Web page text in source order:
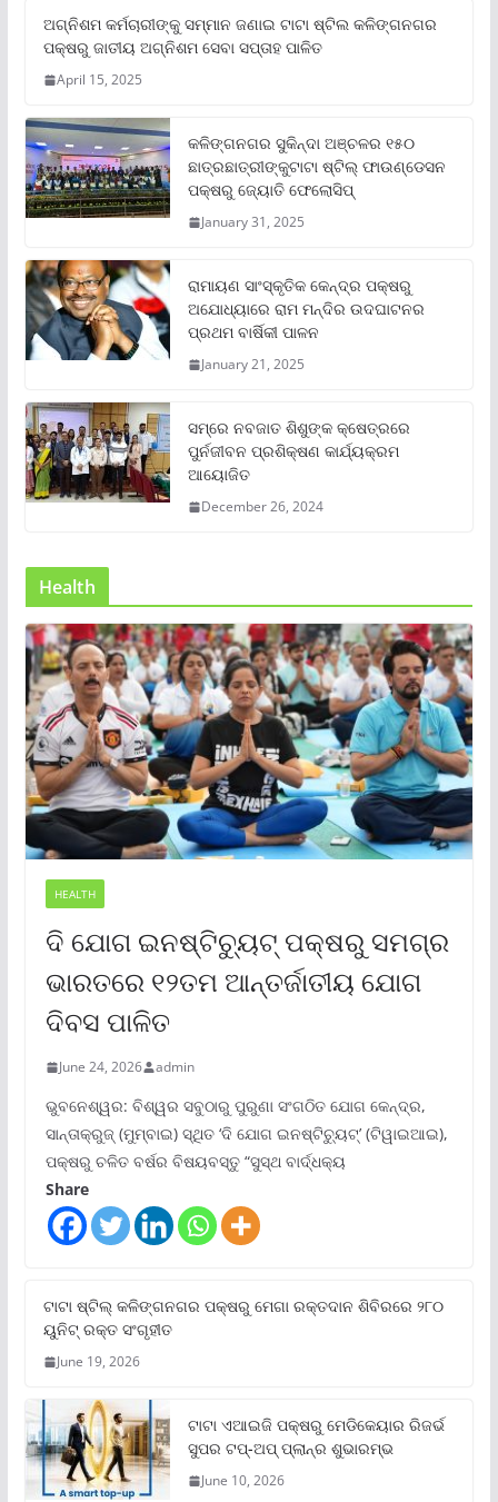
ଅଗ୍ନିଶମ କର୍ମଚାରୀଙ୍କୁ ସମ୍ମାନ ଜଣାଇ ଟାଟା ଷ୍ଟିଲ କଳିଙ୍ଗନଗର
ପକ୍ଷରୁ ଜାତୀୟ ଅଗ୍ନିଶମ ସେବା ସପ୍ତାହ ପାଳିତ
April 15, 2025
କଳିଙ୍ଗନଗର ସୁକିନ୍ଦା ଅଞ୍ଚଳର ୧୫୦
ଛାତ୍ରଛାତ୍ରୀଙ୍କୁଟାଟା ଷ୍ଟିଲ୍ ଫାଉଣ୍ଡେସନ
ପକ୍ଷରୁ ଜ୍ୟୋତି ଫେଲୋସିପ୍‌
January 31, 2025
ରାମାୟଣ ସାଂସ୍କୃତିକ କେନ୍ଦ୍ର ପକ୍ଷରୁ
ଅଯୋଧ୍ୟାରେ ରାମ ମନ୍ଦିର ଉଦଘାଟନର
ପ୍ରଥମ ବାର୍ଷିକୀ ପାଳନ
January 21, 2025
ସମ୍‌ରେ ନବଜାତ ଶିଶୁଙ୍କ କ୍ଷେତ୍ରରେ
ପୁର୍ନଜୀବନ ପ୍ରଶିକ୍ଷଣ କାର୍ଯ୍ୟକ୍ରମ
ଆୟୋଜିତ
December 26, 2024
Health
HEALTH
ଦି ଯୋଗ ଇନଷ୍ଟିଚ୍ୟୁଟ୍ ପକ୍ଷରୁ ସମଗ୍ର
ଭାରତରେ ୧୨ତମ ଆନ୍ତର୍ଜାତୀୟ ଯୋଗ
ଦିବସ ପାଳିତ
June 24, 2026 admin
ଭୁବନେଶ୍ୱର: ବିଶ୍ୱର ସବୁଠାରୁ ପୁରୁଣା ସଂଗଠିତ ଯୋଗ କେନ୍ଦ୍ର,
ସାନ୍ତାକ୍ରୁଜ୍ (ମୁମ୍ବାଇ) ସ୍ଥିତ ‘ଦି ଯୋଗ ଇନଷ୍ଟିଚ୍ୟୁଟ୍‌’ (ଟିୱାଇଆଇ),
ପକ୍ଷରୁ ଚଳିତ ବର୍ଷର ବିଷୟବସ୍ତୁ “ସୁସ୍ଥ ବାର୍ଦ୍ଧକ୍ୟ
Share
ଟାଟା ଷ୍ଟିଲ୍‌ କଳିଙ୍ଗନଗର ପକ୍ଷରୁ ମେଗା ରକ୍ତଦାନ ଶିବିରରେ ୨୮୦
ୟୁନିଟ୍‌ ରକ୍ତ ସଂଗୃହୀତ
June 19, 2026
ଟାଟା ଏଆଇଜି ପକ୍ଷରୁ ମେଡିକେୟାର ରିଜର୍ଭ
ସୁପର ଟପ୍‌-ଅପ୍ ପ୍ଲାନ୍‌ର ଶୁଭାରମ୍ଭ
June 10, 2026